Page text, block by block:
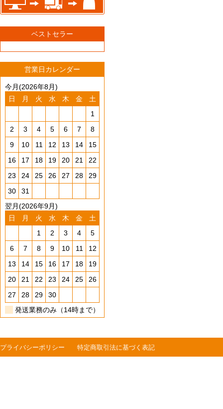
ベストセラー
営業日カレンダー
今月(2026年8月)
日
月 火 水 木 金
土
1
2
3 4 5 6 7
8
9
10 11 12 13 14
15
16
17 18 19 20 21
22
23
24 25 26 27 28
29
30
31
翌月(2026年9月)
日
月 火 水 木 金
土
1
2 3 4
5
6
7 8 9 10 11
12
13
14 15 16 17 18
19
20
21 22 23 24 25
26
27
28 29
30
発送業務のみ（14時まで）
プライバシーポリシー 特定商取引法に基づく表記